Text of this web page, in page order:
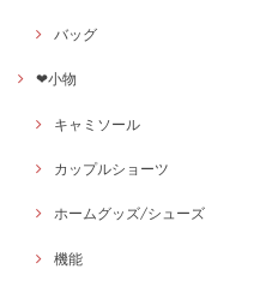
バッグ
❤小物
キャミソール
カップルショーツ
ホームグッズ/シューズ
機能